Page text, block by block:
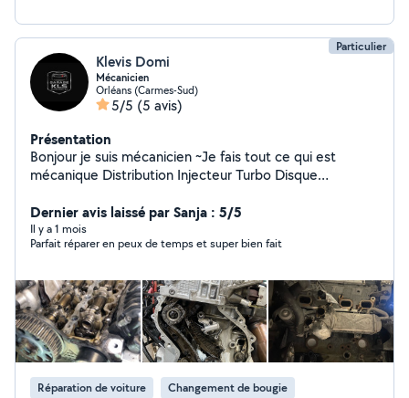
Particulier
Klevis Domi
Mécanicien
Orléans (Carmes-Sud)
5/5 (5 avis)
Présentation
Bonjour je suis mécanicien ~Je fais tout ce qui est
mécanique Distribution Injecteur Turbo Disque
Dernier avis laissé par Sanja : 5/5
Il y a 1 mois
Parfait réparer en peux de temps et super bien fait
Réparation de voiture Changement de bougie